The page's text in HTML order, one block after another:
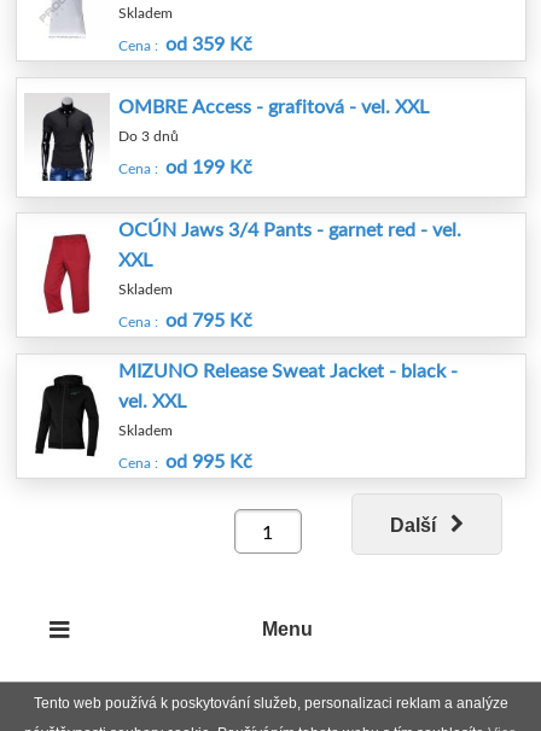
Tento web používá k poskytování služeb, personalizaci reklam a analýze
Skladem
Cena : od 359 Kč
OMBRE Access - grafitová - vel. XXL
Do 3 dnů
Cena : od 199 Kč
OCÚN Jaws 3/4 Pants - garnet red - vel.
XXL
Skladem
Cena : od 795 Kč
MIZUNO Release Sweat Jacket - black -
vel. XXL
Skladem
Cena : od 995 Kč
Další
Menu